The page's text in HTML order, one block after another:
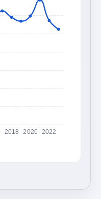
2018 2020 2022